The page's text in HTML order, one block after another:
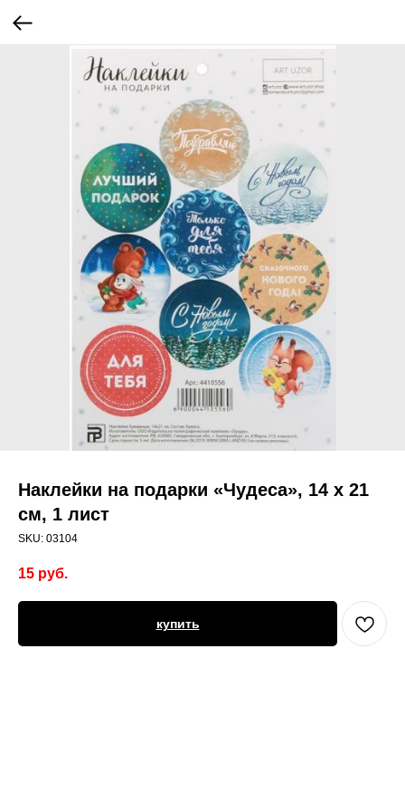
Наклейки на подарки «Чудеса», 14 х 21
см, 1 лист
SKU: 03104
15 руб.
купить